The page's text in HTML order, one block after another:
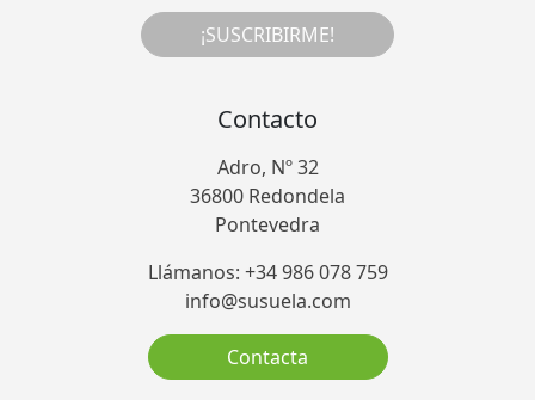
¡SUSCRIBIRME!
Contacto
Adro, Nº 32
36800 Redondela
Pontevedra
Llámanos: +34 986 078 759
info@susuela.com
Contacta